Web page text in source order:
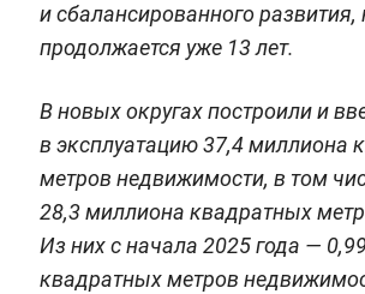
и сбалансированного развития,
продолжается уже 13 лет.
В новых округах построили и
в эксплуатацию 37,4 миллиона
метров недвижимости, в том
28,3 миллиона квадратных
Из них с начала 2025 года —
квадратных метров